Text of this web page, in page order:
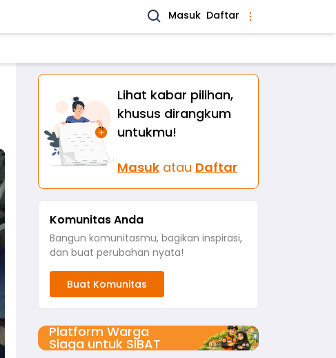
Masuk Daftar
Lihat kabar pilihan,
khusus dirangkum
untukmu!
Masuk atau Daftar
Komunitas Anda
Bangun komunitasmu, bagikan inspirasi,
dan buat perubahan nyata!
Buat Komunitas
Platform Warga
Siaga untuk SIBAT